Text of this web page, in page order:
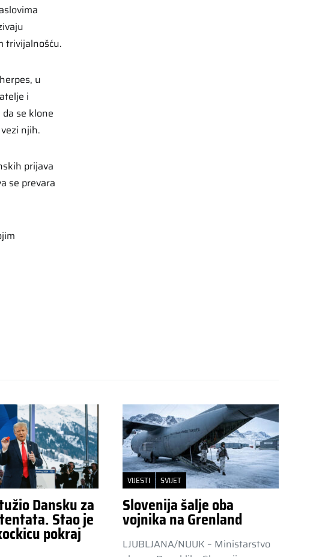
trivijalnošću.
u
i
se klone
njih.
prijava
se prevara
Dansku za
Stao je
pokraj
VIJESTI SVIJET
Slovenija šalje oba
vojnika na Grenland
LJUBLJANA/NUUK – Ministarstvo